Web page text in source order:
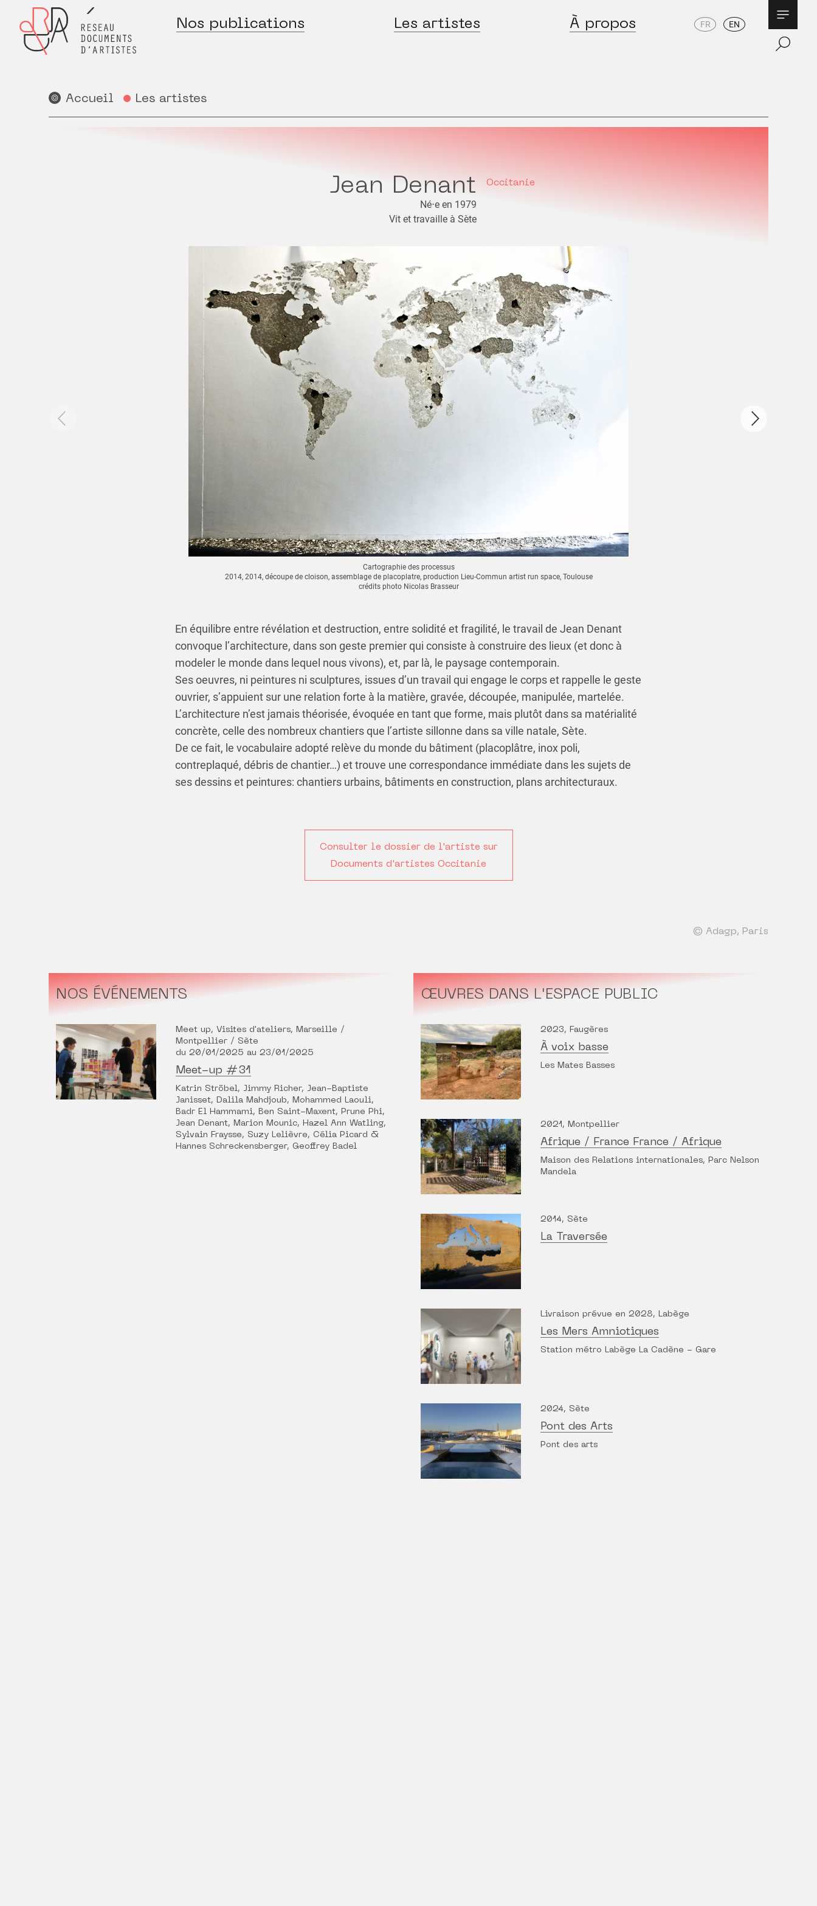
Nos publications Les artistes À propos FR EN
Accueil Les artistes
Occitanie
Jean Denant
Né⋅e en 1979
Vit et travaille à Sète
Cartographie des processus
2014, 2014, découpe de cloison, assemblage de placoplatre, production Lieu-Commun artist run space, Toulouse
crédits photo Nicolas Brasseur
En équilibre entre révélation et destruction, entre solidité et fragilité, le travail de Jean Denant
convoque l’architecture, dans son geste premier qui consiste à construire des lieux (et donc à
modeler le monde dans lequel nous vivons), et, par là, le paysage contemporain.
Ses oeuvres, ni peintures ni sculptures, issues d’un travail qui engage le corps et rappelle le geste
ouvrier, s’appuient sur une relation forte à la matière, gravée, découpée, manipulée, martelée.
L’architecture n’est jamais théorisée, évoquée en tant que forme, mais plutôt dans sa matérialité
concrète, celle des nombreux chantiers que l’artiste sillonne dans sa ville natale, Sète.
De ce fait, le vocabulaire adopté relève du monde du bâtiment (placoplâtre, inox poli,
contreplaqué, débris de chantier…) et trouve une correspondance immédiate dans les sujets de
ses dessins et peintures: chantiers urbains, bâtiments en construction, plans architecturaux.
Consulter le dossier de l'artiste sur
Documents d'artistes Occitanie
© Adagp, Paris
NOS ÉVÉNEMENTS
Meet up, Visites d'ateliers, Marseille /
Montpellier / Sète
du 20/01/2025 au 23/01/2025
Meet-up #31
Katrin Ströbel, Jimmy Richer, Jean-Baptiste
Janisset, Dalila Mahdjoub, Mohammed Laouli,
Badr El Hammami, Ben Saint-Maxent, Prune Phi,
Jean Denant, Marion Mounic, Hazel Ann Watling,
Sylvain Fraysse, Suzy Lelièvre, Célia Picard &
Hannes Schreckensberger, Geoffrey Badel
ŒUVRES DANS L'ESPACE PUBLIC
2023, Faugères
À voix basse
Les Mates Basses
2021, Montpellier
Afrique / France France / Afrique
Maison des Relations internationales, Parc Nelson
Mandela
2014, Sète
La Traversée
Livraison prévue en 2028, Labège
Les Mers Amniotiques
Station métro Labège La Cadène - Gare
2024, Sète
Pont des Arts
Pont des arts